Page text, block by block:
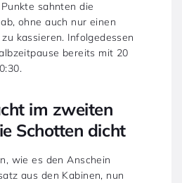
sahnten die
ohne auch nur einen
kassieren. Infolgedessen
bereits mit 20
im zweiten
Schotten dicht
wie es den Anschein
aus den Kabinen, nun